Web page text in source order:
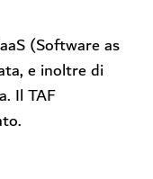
(Software as
e inoltre di
Il TAF